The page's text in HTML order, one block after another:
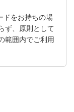
ドをお持ちの場
ず、原則として
範囲内でご利用